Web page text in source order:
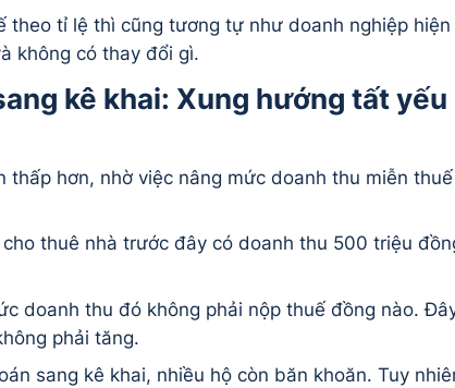
theo tỉ lệ thì cũng tương tự như doanh nghiệp hiện
không có thay đổi gì.
kê khai: Xung hướng tất yếu
thấp hơn, nhờ việc nâng mức doanh thu miễn thuế
thuê nhà trước đây có doanh thu 500 triệu
doanh thu đó không phải nộp thuế đồng nào.
phải tăng.
sang kê khai, nhiều hộ còn băn khoăn. Tuy